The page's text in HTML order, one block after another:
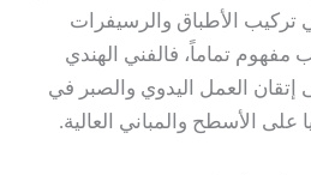
الأطباق والرسيفرات
مفهوم تماماً، فالفني الهندي
العمل اليدوي والصبر في
على الأسطح والمباني العالية.